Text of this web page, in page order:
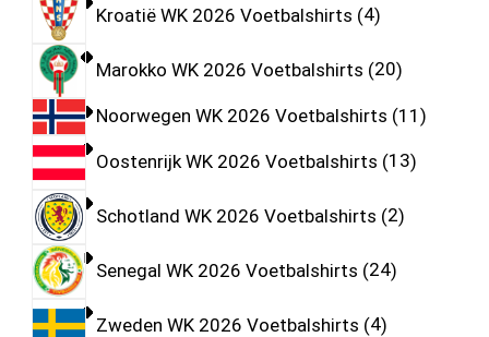
Kroatië WK 2026 Voetbalshirts 4
Marokko WK 2026 Voetbalshirts 20
Noorwegen WK 2026 Voetbalshirts 11
Oostenrijk WK 2026 Voetbalshirts 13
Schotland WK 2026 Voetbalshirts 2
Senegal WK 2026 Voetbalshirts 24
Zweden WK 2026 Voetbalshirts 4